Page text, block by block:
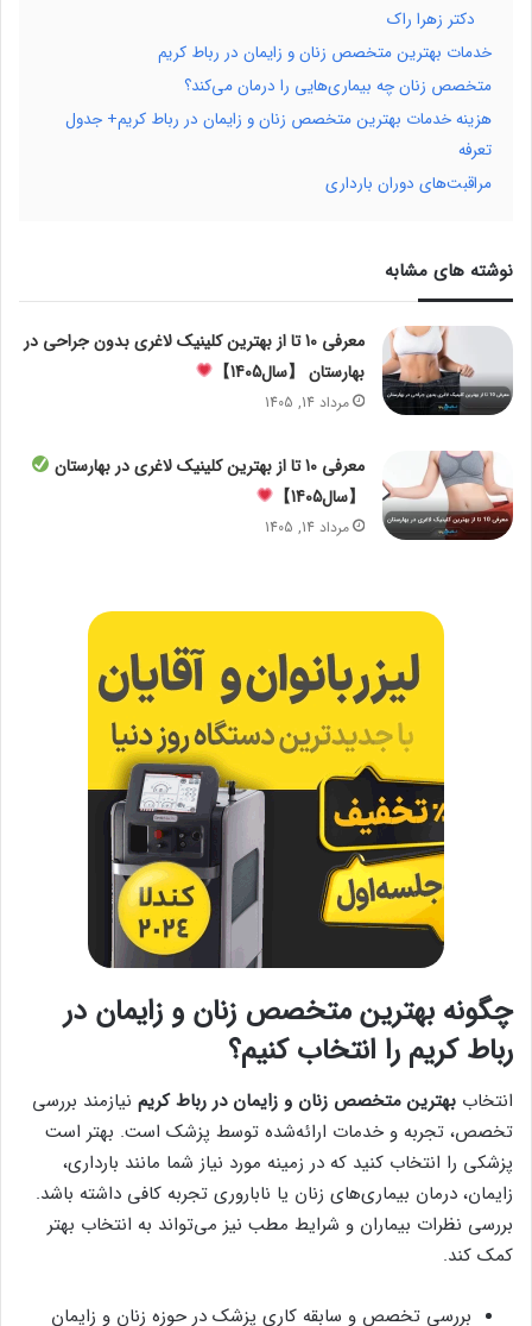
دکتر زهرا راک
خدمات بهترین متخصص زنان و زایمان در رباط کریم
متخصص زنان چه بیماری‌هایی را درمان می‌کند؟
هزینه خدمات بهترین متخصص زنان و زایمان در رباط کریم+ جدول
تعرفه
مراقبت‌های دوران بارداری
نوشته های مشابه
معرفی 10 تا از بهترین کلینیک لاغری بدون جراحی در
بهارستان 【سال1405】
مرداد 14, 1405
معرفی 10 تا از بهترین کلینیک لاغری در بهارستان
【سال1405】
مرداد 14, 1405
چگونه بهترین متخصص زنان و زایمان در
رباط کریم را انتخاب کنیم؟
انتخاب بهترین متخصص زنان و زایمان در رباط کریم نیازمند بررسی
تخصص، تجربه و خدمات ارائه‌شده توسط پزشک است. بهتر است
پزشکی را انتخاب کنید که در زمینه مورد نیاز شما مانند بارداری،
زایمان، درمان بیماری‌های زنان یا ناباروری تجربه کافی داشته باشد.
بررسی نظرات بیماران و شرایط مطب نیز می‌تواند به انتخاب بهتر
کمک کند.
بررسی تخصص و سابقه کاری پزشک در حوزه زنان و زایمان